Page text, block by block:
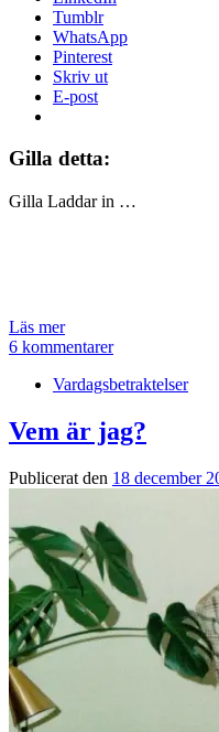
Tumblr
WhatsApp
Pinterest
Skriv ut
E-post
Gilla detta:
Gilla Laddar in …
Läs mer
6 kommentarer
Vardagsbetraktelser
Vem är jag?
Publicerat den 18 december